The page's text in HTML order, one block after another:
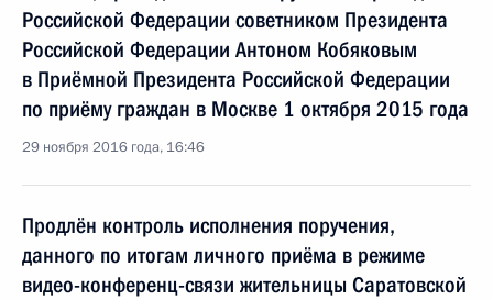
Российской Федерации советником Президента
Российской Федерации Антоном Кобяковым
в Приёмной Президента Российской Федерации
по приёму граждан в Москве 1 октября 2015 года
29 ноября 2016 года, 16:46
Продлён контроль исполнения поручения,
данного по итогам личного приёма в режиме
видео-конференц-связи жительницы Саратовской